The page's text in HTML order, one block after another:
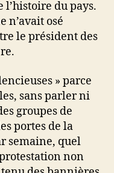
l’histoire du pays.
n’avait osé
le président des
» parce
sans parler ni
groupes de
portes de la
semaine, quel
non